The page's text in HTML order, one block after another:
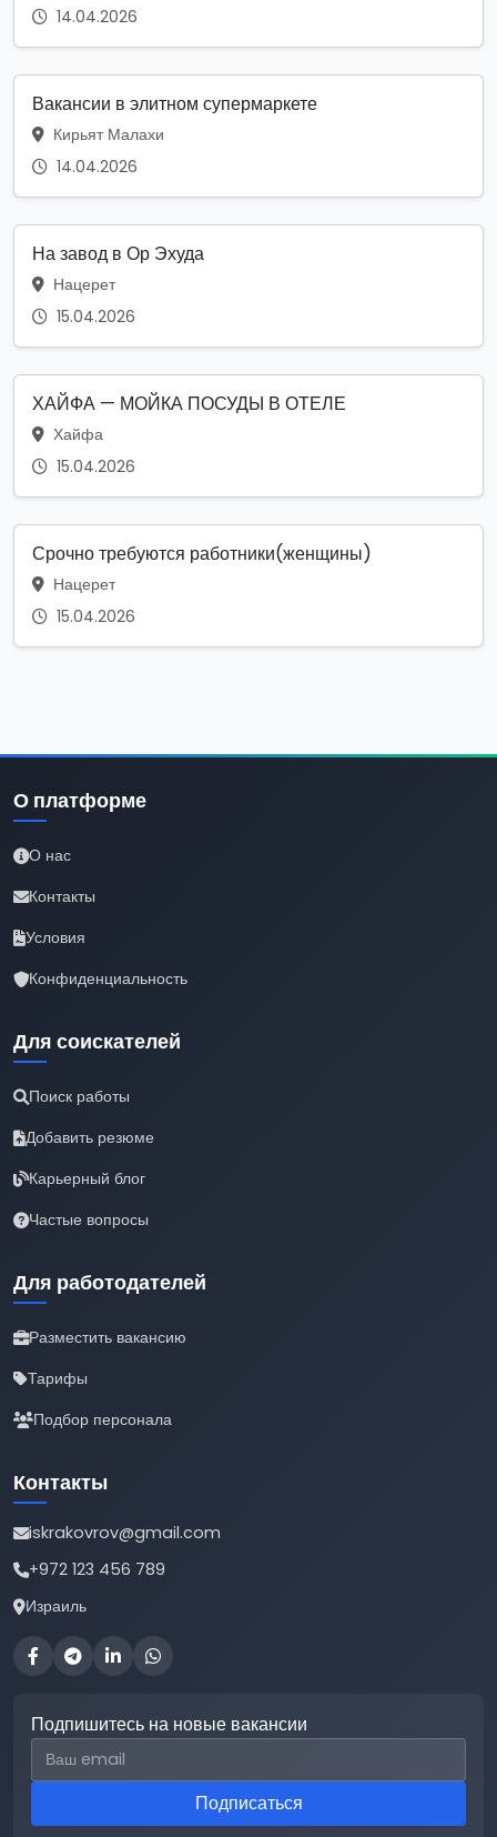
14.04.2026
Вакансии в элитном супермаркете
Кирьят Малахи
14.04.2026
На завод в Ор Эхуда
Нацерет
15.04.2026
ХАЙФА — МОЙКА ПОСУДЫ В ОТЕЛЕ
Хайфа
15.04.2026
Срочно требуются работники(женщины)
Нацерет
15.04.2026
О платформе
О нас
Контакты
Условия
Конфиденциальность
Для соискателей
Поиск работы
Добавить резюме
Карьерный блог
Частые вопросы
Для работодателей
Разместить вакансию
Тарифы
Подбор персонала
Контакты
iskrakovrov@gmail.com
+972 123 456 789
Израиль
Подпишитесь на новые вакансии
Email для подписки
Подписаться